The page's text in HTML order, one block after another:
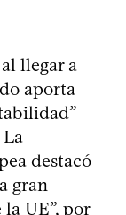
llegar a
aporta
destacó
gran
UE”, por